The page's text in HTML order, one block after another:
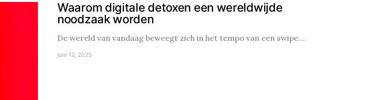
Waarom digitale detoxen een wereldwijde
noodzaak worden
De wereld van vandaag beweegt zich in het tempo van een swipe.…
juni 12, 2025